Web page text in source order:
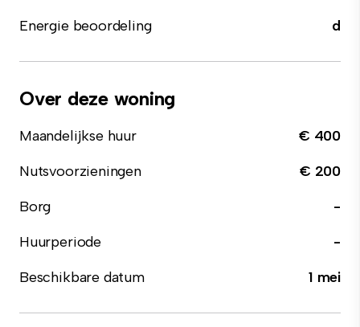
Energie beoordeling
d
Over deze woning
Maandelijkse huur
€ 400
Nutsvoorzieningen
€ 200
Borg
-
Huurperiode
-
Beschikbare datum
1 mei